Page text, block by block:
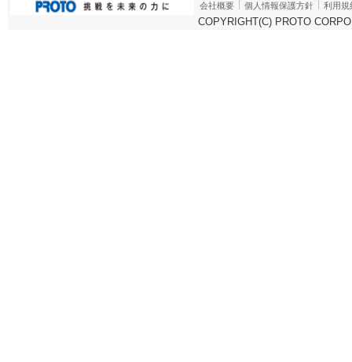
会社概要 個人情報保護方針 利用規
COPYRIGHT(C) PROTO